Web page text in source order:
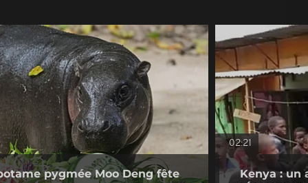
pygmée Moo Deng fête
02:21
Kenya : un